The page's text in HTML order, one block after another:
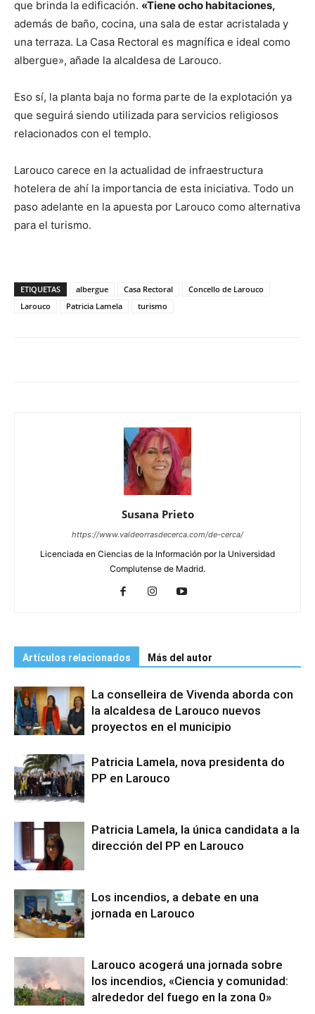
que brinda la edificación. «Tiene ocho habitaciones,
además de baño, cocina, una sala de estar acristalada y
una terraza. La Casa Rectoral es magnífica e ideal como
albergue», añade la alcaldesa de Larouco.
Eso sí, la planta baja no forma parte de la explotación ya
que seguirá siendo utilizada para servicios religiosos
relacionados con el templo.
Larouco carece en la actualidad de infraestructura
hotelera de ahí la importancia de esta iniciativa. Todo un
paso adelante en la apuesta por Larouco como alternativa
para el turismo.
ETIQUETAS albergue Casa Rectoral
Concello de Larouco
Larouco
Patricia Lamela turismo
Susana Prieto
https://www.valdeorrasdecerca.com/de-cerca/
Licenciada en Ciencias de la Información por la Universidad
Complutense de Madrid.
Artículos relacionados Más del autor
La conselleira de Vivenda aborda con
la alcaldesa de Larouco nuevos
proyectos en el municipio
Patricia Lamela, nova presidenta do
PP en Larouco
Patricia Lamela, la única candidata a la
dirección del PP en Larouco
Los incendios, a debate en una
jornada en Larouco
Larouco acogerá una jornada sobre
los incendios, «Ciencia y comunidad:
alrededor del fuego en la zona 0»